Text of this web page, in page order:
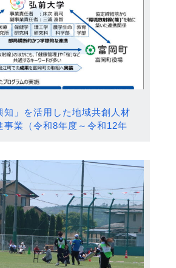
知」を活用した地域共創人材
事業（令和8年度～令和12年